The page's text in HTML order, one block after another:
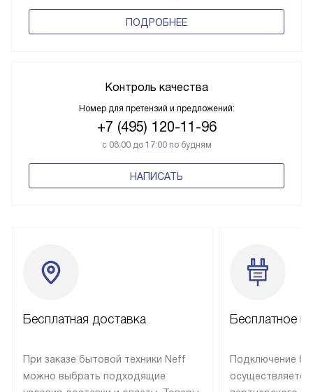
ПОДРОБНЕЕ
Контроль качества
Номер для претензий и предложений:
+7 (495) 120-11-96
с 08:00 до 17:00 по будням
НАПИСАТЬ
Бесплатная доставка
При заказе бытовой техники Neff
можно выбрать подходящие
Бесплатное
Подключение